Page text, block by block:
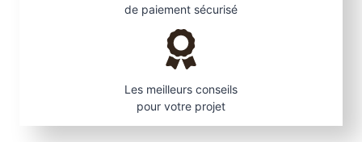
h
ê
n
e
F
u
m
de paiement sécurisé
Les meilleurs conseils
pour votre projet